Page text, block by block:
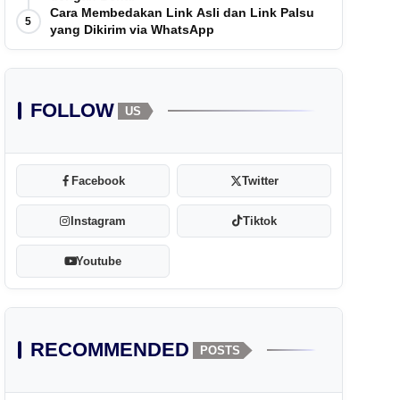
5
Cara Membedakan Link Asli dan Link Palsu
yang Dikirim via WhatsApp
FOLLOW US
Facebook Twitter
Instagram Tiktok
Youtube
RECOMMENDED POSTS